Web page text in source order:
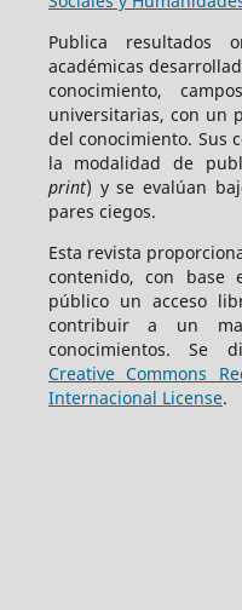
Publica resultados
académicas
conocimiento,
universitarias, con un
del conocimiento. Sus
la modalidad de
print) y se evalúan
pares ciegos.
Esta revista
contenido, con
público un acceso
contribuir a un
conocimientos. Se
Creative Commons
Internacional License.